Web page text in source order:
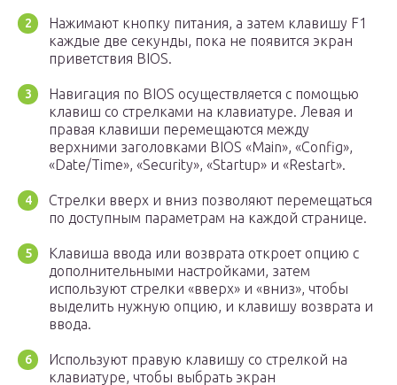
Нажимают кнопку питания, а затем клавишу F1
каждые две секунды, пока не появится экран
приветствия BIOS.
Навигация по BIOS осуществляется с помощью
клавиш со стрелками на клавиатуре. Левая и
правая клавиши перемещаются между
верхними заголовками BIOS «Main», «Config»,
«Date/Time», «Security», «Startup» и «Restart».
Стрелки вверх и вниз позволяют перемещаться
по доступным параметрам на каждой странице.
Клавиша ввода или возврата откроет опцию с
дополнительными настройками, затем
используют стрелки «вверх» и «вниз», чтобы
выделить нужную опцию, и клавишу возврата и
ввода.
Используют правую клавишу со стрелкой на
клавиатуре, чтобы выбрать экран